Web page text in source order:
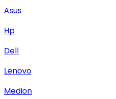
Asus
Hp
Dell
Lenovo
Medion